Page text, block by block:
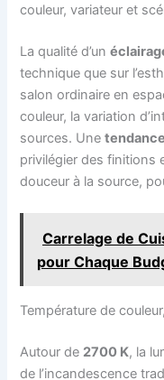
couleur, variateur et
La qualité d’un
technique que sur
salon ordinaire en
couleur, la variation
sources. Une
privilégier des finitions
douceur à la source,
Carrelage de
pour Chaque
Température de
Autour de 2700 K, la
de l’incandescence